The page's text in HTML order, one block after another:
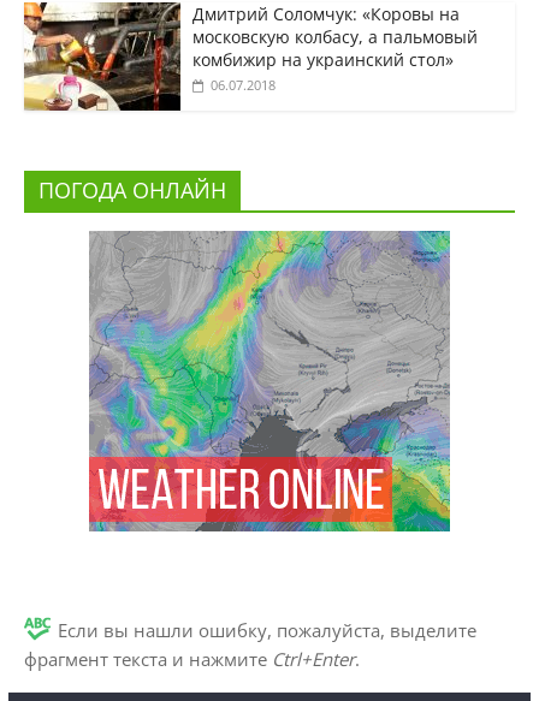
Дмитрий Соломчук: «Коровы на
московскую колбасу, а пальмовый
комбижир на украинский стол»
06.07.2018
ПОГОДА ОНЛАЙН
Если вы нашли ошибку, пожалуйста, выделите
фрагмент текста и нажмите Ctrl+Enter.